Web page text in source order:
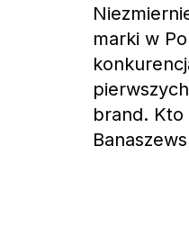
marki w
brand. Kto